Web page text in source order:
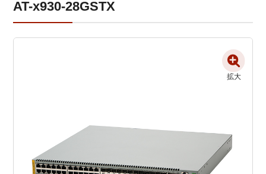
AT-x930-28GSTX
拡大
拡大